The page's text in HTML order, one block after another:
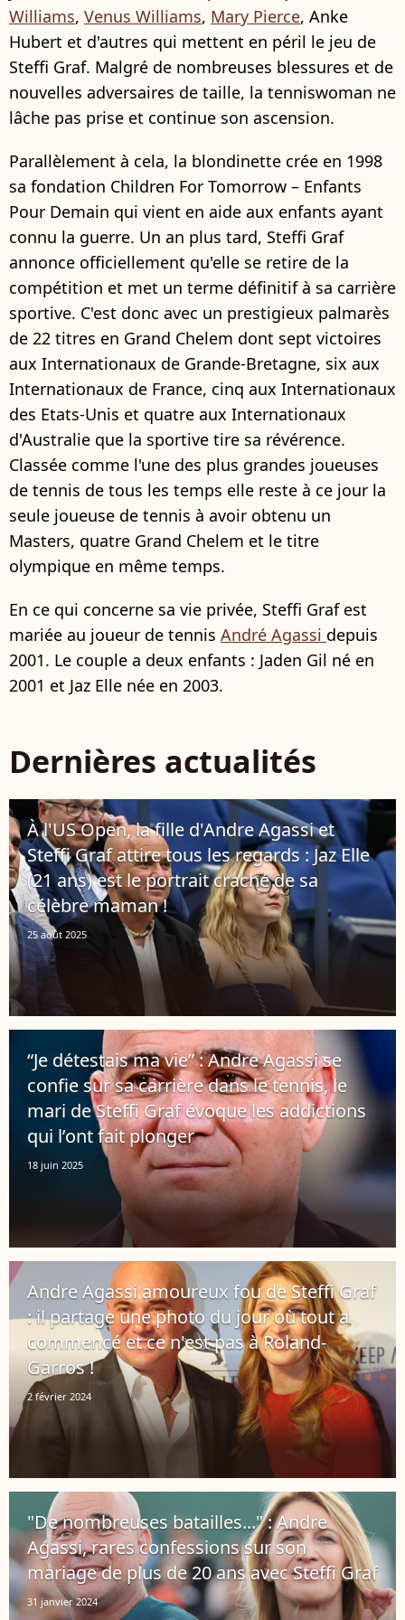
Williams, Venus Williams, Mary Pierce, Anke
Hubert et d'autres qui mettent en péril le jeu de
Steffi Graf. Malgré de nombreuses blessures et de
nouvelles adversaires de taille, la tenniswoman ne
lâche pas prise et continue son ascension.
Parallèlement à cela, la blondinette crée en 1998
sa fondation Children For Tomorrow – Enfants
Pour Demain qui vient en aide aux enfants ayant
connu la guerre. Un an plus tard, Steffi Graf
annonce officiellement qu'elle se retire de la
compétition et met un terme définitif à sa carrière
sportive. C'est donc avec un prestigieux palmarès
de 22 titres en Grand Chelem dont sept victoires
aux Internationaux de Grande-Bretagne, six aux
Internationaux de France, cinq aux Internationaux
des Etats-Unis et quatre aux Internationaux
d'Australie que la sportive tire sa révérence.
Classée comme l'une des plus grandes joueuses
de tennis de tous les temps elle reste à ce jour la
seule joueuse de tennis à avoir obtenu un
Masters, quatre Grand Chelem et le titre
olympique en même temps.
En ce qui concerne sa vie privée, Steffi Graf est
mariée au joueur de tennis André Agassi depuis
2001. Le couple a deux enfants : Jaden Gil né en
2001 et Jaz Elle née en 2003.
Dernières actualités
À l'US Open, la fille d'Andre Agassi et
Steffi Graf attire tous les regards : Jaz Elle
(21 ans) est le portrait craché de sa
célèbre maman !
25 août 2025
“Je détestais ma vie” : Andre Agassi se
confie sur sa carrière dans le tennis, le
mari de Steffi Graf évoque les addictions
qui l’ont fait plonger
18 juin 2025
Andre Agassi amoureux fou de Steffi Graf
: il partage une photo du jour où tout a
commencé et ce n'est pas à Roland-
Garros !
2 février 2024
"De nombreuses batailles..." : Andre
Agassi, rares confessions sur son
mariage de plus de 20 ans avec Steffi Graf
31 janvier 2024